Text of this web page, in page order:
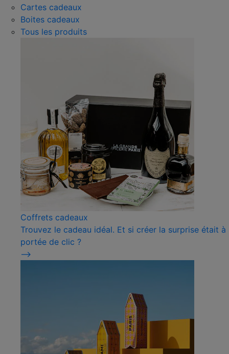
Cartes cadeaux
Boites cadeaux
Tous les produits
Coffrets cadeaux
Trouvez le cadeau idéal. Et si créer la surprise était à
portée de clic ?
⟶